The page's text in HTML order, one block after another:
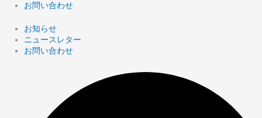
お問い合わせ
お知らせ
ニュースレター
お問い合わせ